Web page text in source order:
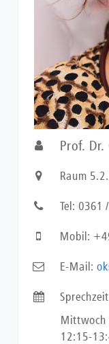
Prof.
Raum
Tel: 0361
Mobil:
E-Mail:
Mittwoch
12:15-